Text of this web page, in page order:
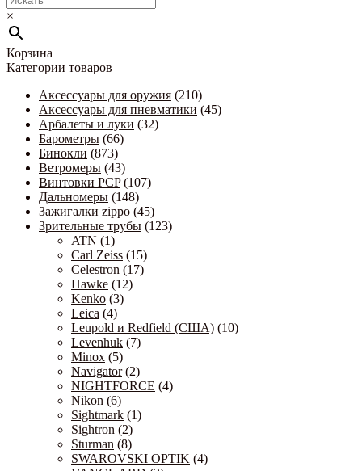
×
Корзина
Категории товаров
Аксессуары для оружия (210)
Аксессуары для пневматики (45)
Арбалеты и луки (32)
Барометры (66)
Бинокли (873)
Ветромеры (43)
Винтовки PCP (107)
Дальномеры (148)
Зажигалки zippo (45)
Зрительные трубы (123)
ATN (1)
Carl Zeiss (15)
Celestron (17)
Hawke (12)
Kenko (3)
Leica (4)
Leupold и Redfield (США) (10)
Levenhuk (7)
Minox (5)
Navigator (2)
NIGHTFORCE (4)
Nikon (6)
Sightmark (1)
Sightron (2)
Sturman (8)
SWAROVSKI OPTIK (4)